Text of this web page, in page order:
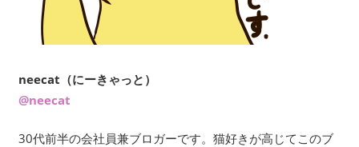
neecat（にーきゃっと）
@neecat
30代前半の会社員兼ブロガーです。猫好きが高じてこのブ